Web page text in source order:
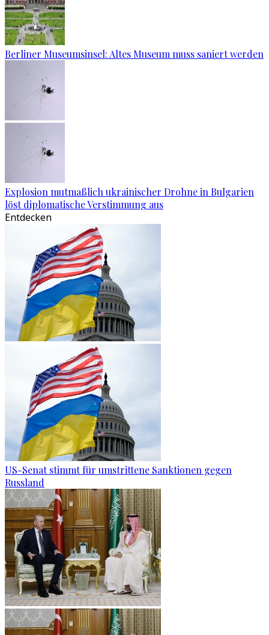
Berliner Museumsinsel: Altes Museum muss saniert werden
Explosion mutmaßlich ukrainischer Drohne in Bulgarien
löst diplomatische Verstimmung aus
Entdecken
US-Senat stimmt für umstrittene Sanktionen gegen
Russland